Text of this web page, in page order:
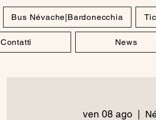
Bus Névache|Bardonecchia
Contatti News
ven 08 ago